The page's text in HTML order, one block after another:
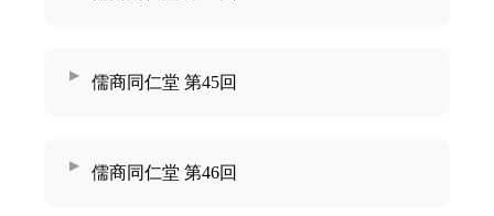
儒商同仁堂 第45回
儒商同仁堂 第46回